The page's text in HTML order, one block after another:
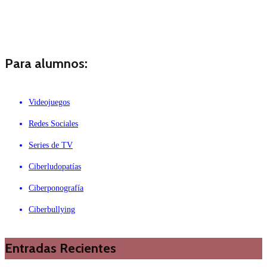
Para alumnos:
Videojuegos
Redes Sociales
Series de TV
Ciberludopatías
Ciberponografía
Ciberbullying
Entradas Recientes